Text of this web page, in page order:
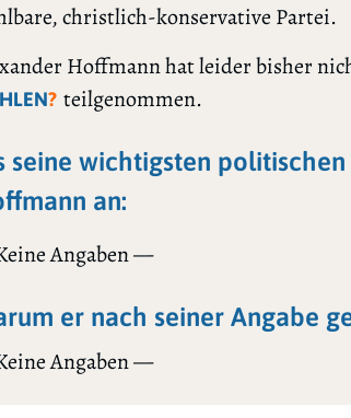
christlich-konservative Partei.
Hoffmann hat leider bisher
? teilgenommen.
seine wichtigsten
an:
Angaben —
er nach seiner Angabe
Angaben —